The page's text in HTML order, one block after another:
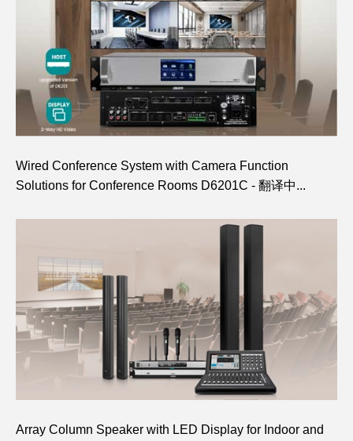
Wired Conference System with Camera Function
Solutions for Conference Rooms D6201C - 翻译中...
Array Column Speaker with LED Display for Indoor and